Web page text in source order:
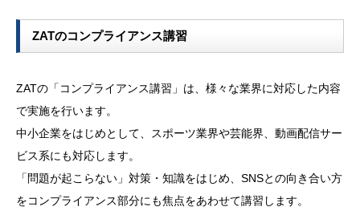
ZATのコンプライアンス講習
ZATの「コンプライアンス講習」は、様々な業界に対応した内容
で実施を行います。
中小企業をはじめとして、スポーツ業界や芸能界、動画配信サー
ビス系にも対応します。
「問題が起こらない」対策・知識をはじめ、SNSとの向き合い方
をコンプライアンス部分にも焦点をあわせて講習します。